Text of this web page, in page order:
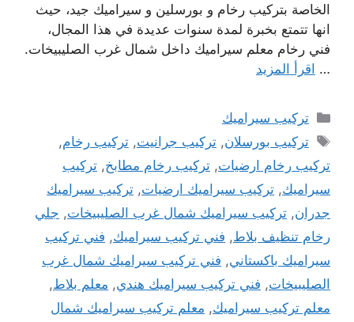
الخاصة بتركيب رخام و بورسلين و سيراميك جيد، حيث
انها تتمتع بخبرة لمدة سنوات عديدة في هذا المجال،
فني رخام معلم سيراميك داخل شمال غرب الصليبيخات.
… اقرأ المزيد
التصنيفات
تركيب سيراميك
الوسوم
تركيب بورسلان,تركيب جرانيت,تركيب رخام,
تركيب رخام ارضيات, تركيب رخام مطابخ, تركيب
سيراميك, تركيب سيراميك ارضيات, تركيب سيراميك
جدران, تركيب سيراميك شمال غرب الصليبيخات, جلي
رخام تنظيف بلاط, فني تركيب سيراميك, فني تركيب
سيراميك باكستاني, فني تركيب سيراميك شمال غرب
الصليبيخات, فني تركيب سيراميك هندي, معلم بلاط,
معلم تركيب سيراميك, معلم تركيب سيراميك شمال